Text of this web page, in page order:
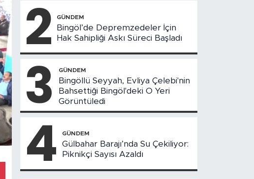
2 GÜNDEM
Bingöl’de Depremzedeler İçin
Hak Sahipliği Askı Süreci Başladı
3 GÜNDEM
Bingöllü Seyyah, Evliya Çelebi'nin
Bahsettiği Bingöl'deki O Yeri
Görüntüledi
4 GÜNDEM
Gülbahar Barajı’nda Su Çekiliyor:
Piknikçi Sayısı Azaldı